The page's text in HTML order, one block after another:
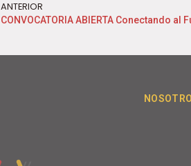
ANTERIOR
CONVOCATORIA ABIERTA Conectando al